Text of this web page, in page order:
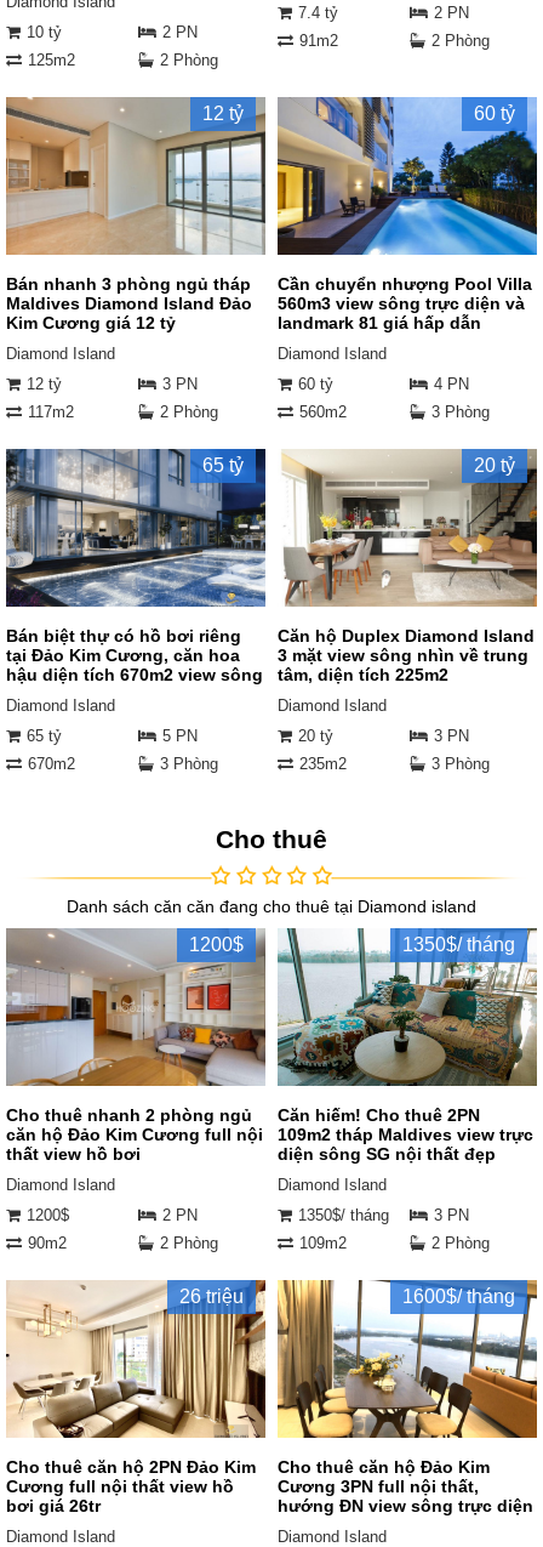
10 tỷ
2 PN
125m2
2 Phòng
7.4 tỷ
2 PN
91m2
2 Phòng
12 tỷ
Bán nhanh 3 phòng ngủ tháp
Maldives Diamond Island Đảo
Kim Cương giá 12 tỷ
Diamond Island
12 tỷ
3 PN
117m2
2 Phòng
60 tỷ
Cần chuyển nhượng Pool Villa
560m3 view sông trực diện và
landmark 81 giá hấp dẫn
Diamond Island
60 tỷ
4 PN
560m2
3 Phòng
65 tỷ
Bán biệt thự có hồ bơi riêng
tại Đảo Kim Cương, căn hoa
hậu diện tích 670m2 view sông
Diamond Island
65 tỷ
5 PN
670m2
3 Phòng
20 tỷ
Căn hộ Duplex Diamond Island
3 mặt view sông nhìn về trung
tâm, diện tích 225m2
Diamond Island
20 tỷ
3 PN
235m2
3 Phòng
Cho thuê
Danh sách căn căn đang cho thuê tại Diamond island
1200$
Cho thuê nhanh 2 phòng ngủ
căn hộ Đảo Kim Cương full nội
thất view hồ bơi
Diamond Island
1200$
2 PN
90m2
2 Phòng
1350$/ tháng
Căn hiếm! Cho thuê 2PN
109m2 tháp Maldives view trực
diện sông SG nội thất đẹp
Diamond Island
1350$/ tháng
3 PN
109m2
2 Phòng
26 triệu
Cho thuê căn hộ 2PN Đảo Kim
Cương full nội thất view hồ
bơi giá 26tr
Diamond Island
1600$/ tháng
Cho thuê căn hộ Đảo Kim
Cương 3PN full nội thất,
hướng ĐN view sông trực diện
Diamond Island